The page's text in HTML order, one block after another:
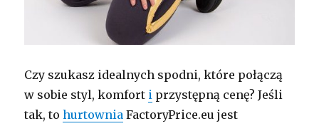
Czy szukasz idealnych spodni, które połączą
w sobie styl, komfort i przystępną cenę? Jeśli
tak, tohurtownia FactoryPrice.eu jest